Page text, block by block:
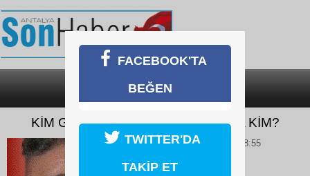
SON DAKİKA
KİM GÖLGEYDİ, GÖVDE OLAN DA KİM?
09 Haziran 2026 Salı 08:55
FACEBOOK'TA
BEĞEN
TWITTER'DA
TAKİP ET